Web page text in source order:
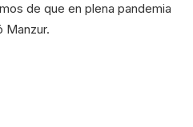
de que en plena pandemia
Manzur.